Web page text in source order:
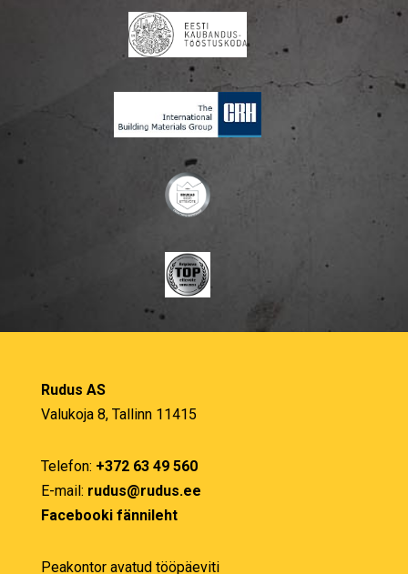
Rudus AS
Valukoja 8, Tallinn 11415
Telefon: +372 63 49 560
E-mail: rudus@rudus.ee
Facebooki fännileht
Peakontor avatud tööpäeviti